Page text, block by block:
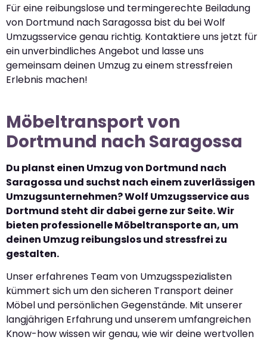
Für eine reibungslose und termingerechte Beiladung
von Dortmund nach Saragossa bist du bei Wolf
Umzugsservice genau richtig. Kontaktiere uns jetzt für
ein unverbindliches Angebot und lasse uns
gemeinsam deinen Umzug zu einem stressfreien
Erlebnis machen!
Möbeltransport von
Dortmund nach Saragossa
Du planst einen Umzug von Dortmund nach
Saragossa und suchst nach einem zuverlässigen
Umzugsunternehmen? Wolf Umzugsservice aus
Dortmund steht dir dabei gerne zur Seite. Wir
bieten professionelle Möbeltransporte an, um
deinen Umzug reibungslos und stressfrei zu
gestalten.
Unser erfahrenes Team von Umzugsspezialisten
kümmert sich um den sicheren Transport deiner
Möbel und persönlichen Gegenstände. Mit unserer
langjährigen Erfahrung und unserem umfangreichen
Know-how wissen wir genau, wie wir deine wertvollen